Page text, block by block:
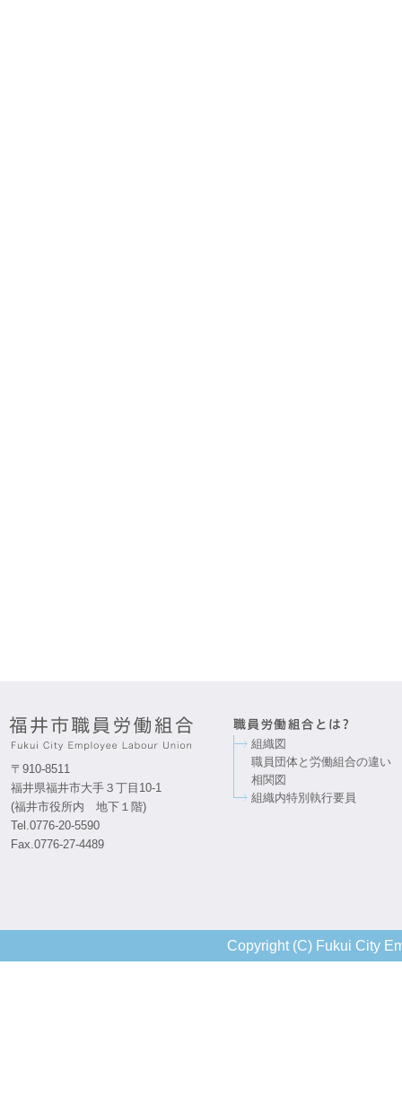
〒910-8511
福井県福井市大手３丁目10-1
(福井市役所内 地下１階)
Tel.0776-20-5590
Fax.0776-27-4489
組織図
職員団体と労働組合の違い
相関図
組織内特別執行要員
Copyright (C) Fukui City